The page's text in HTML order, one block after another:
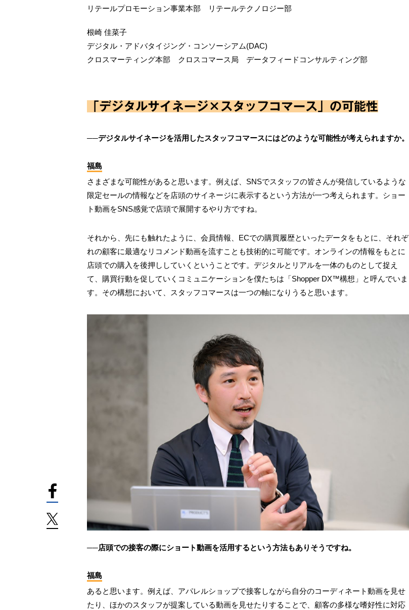
リテールプロモーション事業本部 リテールテクノロジー部
根崎 佳菜子
デジタル・アドバタイジング・コンソーシアム(DAC)
クロスマーティング本部 クロスコマース局 データフィードコンサルティング部
「デジタルサイネージ×スタッフコマース」の可能性
──デジタルサイネージを活用したスタッフコマースにはどのような可能性が考えられますか。
福島
さまざまな可能性があると思います。例えば、SNSでスタッフの皆さんが発信しているような
限定セールの情報などを店頭のサイネージに表示するという方法が一つ考えられます。ショー
ト動画をSNS感覚で店頭で展開するやり方ですね。
それから、先にも触れたように、会員情報、ECでの購買履歴といったデータをもとに、それぞ
れの顧客に最適なリコメンド動画を流すことも技術的に可能です。オンラインの情報をもとに
店頭での購入を後押ししていくということです。デジタルとリアルを一体のものとして捉え
て、購買行動を促していくコミュニケーションを僕たちは「Shopper DX™構想」と呼んでいま
す。その構想において、スタッフコマースは一つの軸になりうると思います。
──店頭での接客の際にショート動画を活用するという方法もありそうですね。
福島
あると思います。例えば、アパレルショップで接客しながら自分のコーディネート動画を見せ
たり、ほかのスタッフが提案している動画を見せたりすることで、顧客の多様な嗜好性に対応